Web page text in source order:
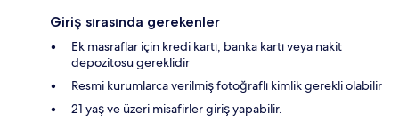
Giriş sırasında gerekenler
Ek masraflar için kredi kartı, banka kartı veya nakit
depozitosu gereklidir
Resmi kurumlarca verilmiş fotoğraflı kimlik gerekli olabilir
21 yaş ve üzeri misafirler giriş yapabilir.